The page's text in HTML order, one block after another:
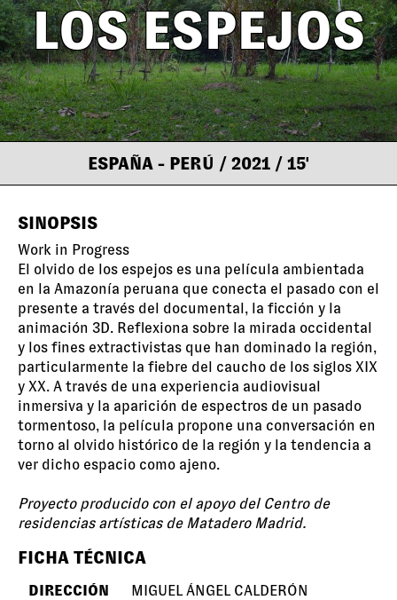
LOS ESPEJOS
ESPAÑA - PERÚ / 2021 / 15'
SINOPSIS
Work in Progress
El olvido de los espejos es una película ambientada
en la Amazonía peruana que conecta el pasado con el
presente a través del documental, la ficción y la
animación 3D. Reflexiona sobre la mirada occidental
y los fines extractivistas que han dominado la región,
particularmente la fiebre del caucho de los siglos XIX
y XX. A través de una experiencia audiovisual
inmersiva y la aparición de espectros de un pasado
tormentoso, la película propone una conversación en
torno al olvido histórico de la región y la tendencia a
ver dicho espacio como ajeno.
Proyecto producido con el apoyo del Centro de
residencias artísticas de Matadero Madrid.
FICHA TÉCNICA
DIRECCIÓN
MIGUEL ÁNGEL CALDERÓN